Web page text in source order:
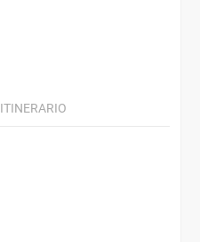
ITINERARIO